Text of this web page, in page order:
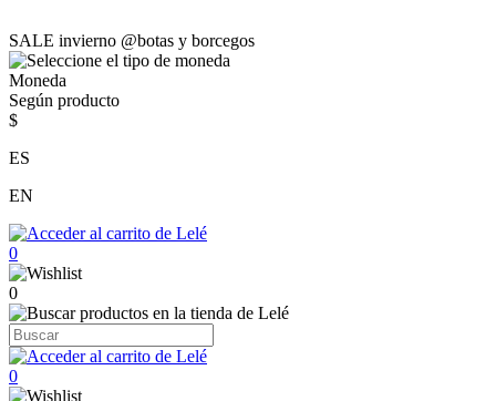
SALE invierno @botas y borcegos
Moneda
Según producto
$
ES
EN
0
0
0